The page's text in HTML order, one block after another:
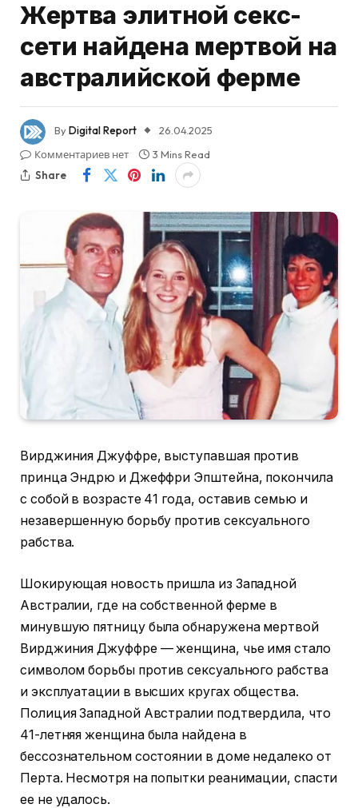
Жертва элитной секс-
сети найдена мертвой на
австралийской ферме
ByDigital Report
26.04.2025
Комментариев нет
3 Mins Read
Share
Вирджиния Джуффре, выступавшая против
принца Эндрю и Джеффри Эпштейна, покончила
с собой в возрасте 41 года, оставив семью и
незавершенную борьбу против сексуального
рабства.
Шокирующая новость пришла из Западной
Австралии, где на собственной ферме в
минувшую пятницу была обнаружена мертвой
Вирджиния Джуффре — женщина, чье имя стало
символом борьбы против сексуального рабства
и эксплуатации в высших кругах общества.
Полиция Западной Австралии подтвердила, что
41-летняя женщина была найдена в
бессознательном состоянии в доме недалеко от
Перта. Несмотря на попытки реанимации, спасти
ее не удалось.